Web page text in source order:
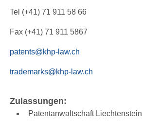
Tel (+41) 71 911 58 66
Fax (+41) 71 911 5867
patents@khp-law.ch
trademarks@khp-law.ch
Zulassungen:
Patentanwaltschaft Liechtenstein